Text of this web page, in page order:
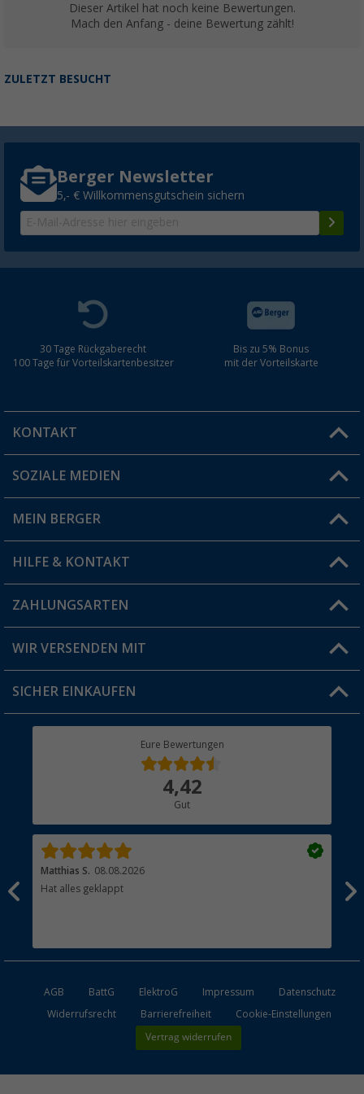
Dieser Artikel hat noch keine Bewertungen.
Mach den Anfang - deine Bewertung zählt!
ZULETZT BESUCHT
Berger Newsletter
5,- € Willkommensgutschein sichern
30 Tage Rückgaberecht
100 Tage für Vorteilskartenbesitzer
Bis zu 5% Bonus
mit der Vorteilskarte
KONTAKT
Du hast eine Frage?
Filiale finden
SOZIALE MEDIEN
MEIN BERGER
Vorteilskarte
Blog
Jobs & Karriere
HILFE & KONTAKT
FAQ & Kontakt
Versandinformationen
Rücksendung
ZAHLUNGSARTEN
WIR VERSENDEN MIT
SICHER EINKAUFEN
Eure Bewertungen
4,42
Gut
Matthias S. 08.08.2026
Hat alles geklappt
AGB BattG ElektroG Impressum
Datenschutz
Widerrufsrecht
Barrierefreiheit Cookie-Einstellungen
Vertrag widerrufen